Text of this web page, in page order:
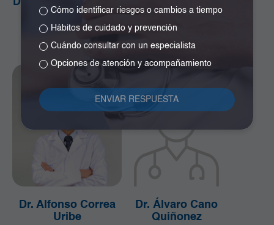
Plazas
Cirugía de la Mama y
Tumores de Tejidos
Blandos
Girón
Especialista en
Neurocirugía
Dr. Alfonso Correa
Uribe
Dr. Álvaro Cano
Quiñonez
Cómo identificar riesgos o cambios a tiempo
Hábitos de cuidado y prevención
Cuándo consultar con un especialista
Opciones de atención y acompañamiento